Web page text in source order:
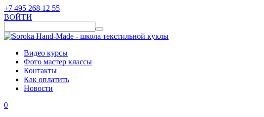
+7 495 268 12 55
ВОЙТИ
Видео курсы
Фото мастер классы
Контакты
Как оплатить
Новости
0